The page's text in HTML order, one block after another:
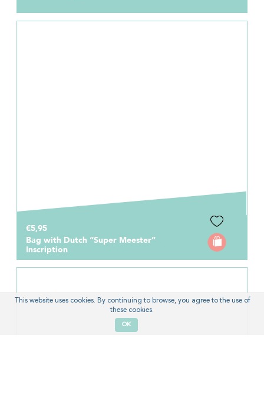
€5,95
Bag with Dutch “Super Meester”
Inscription
This website uses cookies. By continuing to browse, you agree to the use of
these cookies.
OK